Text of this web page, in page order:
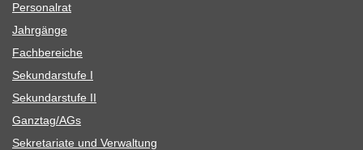
Per­so­nal­rat
Jahr­gänge
Fach­be­rei­che
Sekun­dar­stufe I
Sekun­dar­stufe II
Ganztag/​​AGs
Sekre­ta­riate und Verwaltung